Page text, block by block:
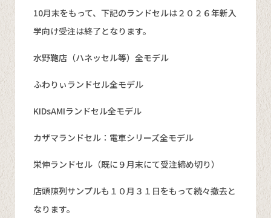
10月末をもって、下記のランドセルは２０２６年新入
学向け受注は終了となります。
水野鞄店（ハネッセル等）全モデル
ふわりぃランドセル全モデル
KIDsAMIランドセル全モデル
カザマランドセル：電車シリーズ全モデル
栄伸ランドセル（既に９月末にて受注締め切り）
店頭陳列サンプルも１０月３１日をもって続々撤去と
なります。